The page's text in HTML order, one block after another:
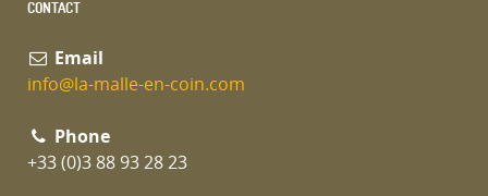
CONTACT
Email
info@la-malle-en-coin.com
Phone
+33 (0)3 88 93 28 23